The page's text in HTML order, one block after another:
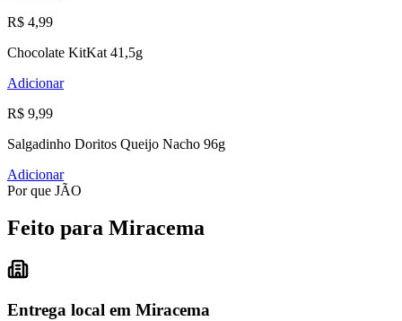
R$ 4,99
Chocolate KitKat 41,5g
Adicionar
R$ 9,99
Salgadinho Doritos Queijo Nacho 96g
Adicionar
Por que JÃO
Feito para Miracema
Entrega local em Miracema